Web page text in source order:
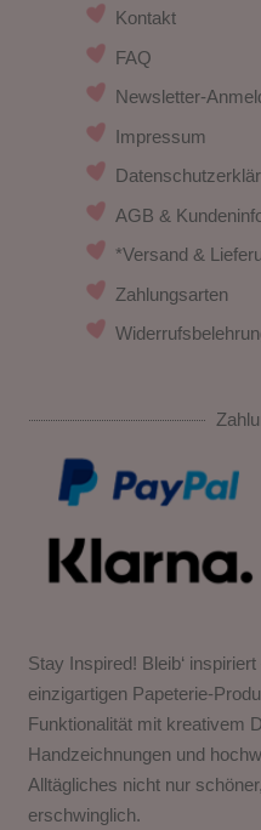
Kontakt
FAQ
Newsletter-
Impressum
AGB &
*Versand &
Zahlungsarten
Stay Inspired! Bleib‘
einzigartigen Papeterie-
Funktionalität mit kreativem
Handzeichnungen und
Alltägliches nicht nur
erschwinglich.